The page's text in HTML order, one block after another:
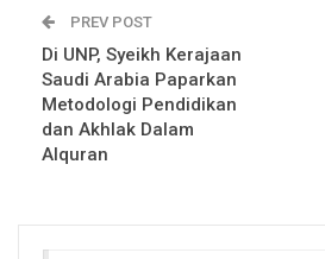
PREV POST
Di UNP, Syeikh Kerajaan
Saudi Arabia Paparkan
Metodologi Pendidikan
dan Akhlak Dalam
Alquran